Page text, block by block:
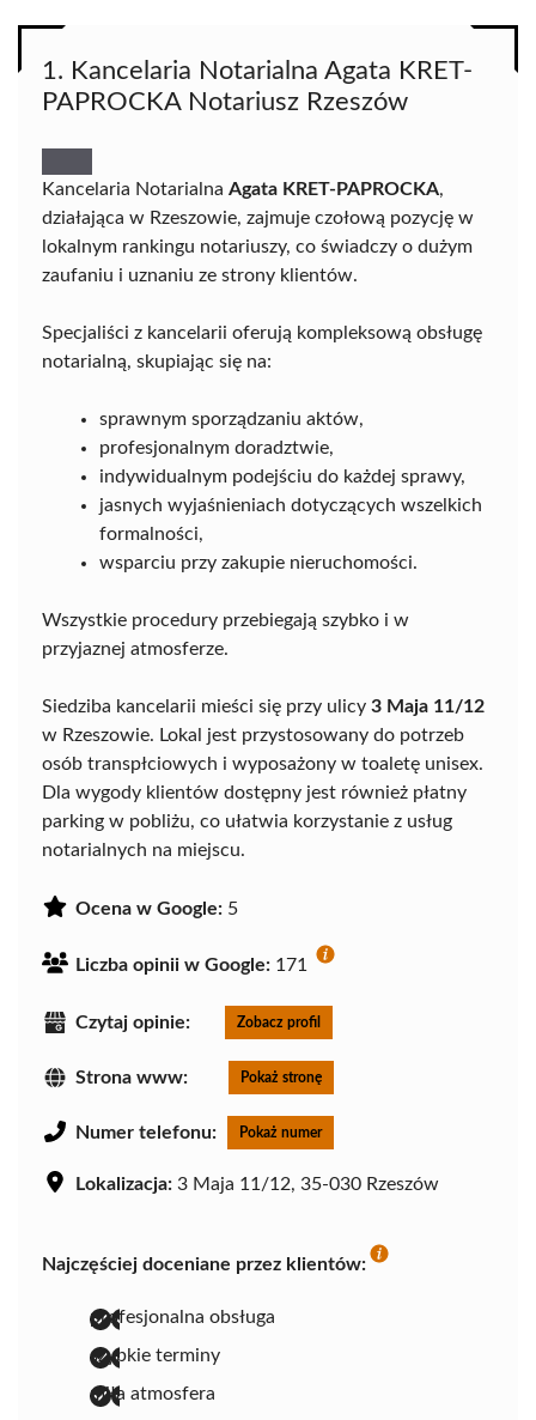
1. Kancelaria Notarialna Agata KRET-
PAPROCKA Notariusz Rzeszów
Kancelaria Notarialna Agata KRET-PAPROCKA,
działająca w Rzeszowie, zajmuje czołową pozycję w
lokalnym rankingu notariuszy, co świadczy o dużym
zaufaniu i uznaniu ze strony klientów.
Specjaliści z kancelarii oferują kompleksową obsługę
notarialną, skupiając się na:
sprawnym sporządzaniu aktów,
profesjonalnym doradztwie,
indywidualnym podejściu do każdej sprawy,
jasnych wyjaśnieniach dotyczących wszelkich
formalności,
wsparciu przy zakupie nieruchomości.
Wszystkie procedury przebiegają szybko i w
przyjaznej atmosferze.
Siedziba kancelarii mieści się przy ulicy 3 Maja 11/12
w Rzeszowie. Lokal jest przystosowany do potrzeb
osób transpłciowych i wyposażony w toaletę unisex.
Dla wygody klientów dostępny jest również płatny
parking w pobliżu, co ułatwia korzystanie z usług
notarialnych na miejscu.
Ocena w Google: 5
Liczba opinii w Google: 171
Czytaj opinie: Zobacz profil
Strona www: Pokaż stronę
Numer telefonu: Pokaż numer
Lokalizacja: 3 Maja 11/12, 35-030 Rzeszów
Najczęściej doceniane przez klientów:
profesjonalna obsługa
szybkie terminy
miła atmosfera